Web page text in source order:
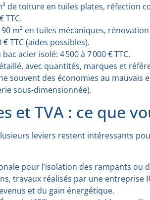
de toiture en tuiles plates, réfection
TTC.
m² en tuiles mécaniques,
TTC (aides possibles).
acier isolé: 4 500 à 7 000 € TTC.
avec quantités, marques et
souvent des économies au mauvais
sous-dimensionnée).
et TVA : ce que
leviers restent intéressants
pour l’isolation des rampants
travaux réalisés par une entreprise
et du gain énergétique.